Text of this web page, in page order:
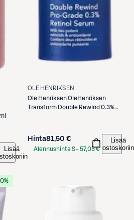
Lisää
OLE HENRIKSEN
Ole HenriksenOleHenriksen
Transform Double Rewind 0.3%
Hinta81,50 €
Alennushinta S-57,05 €
Lisää
ostoskoriin